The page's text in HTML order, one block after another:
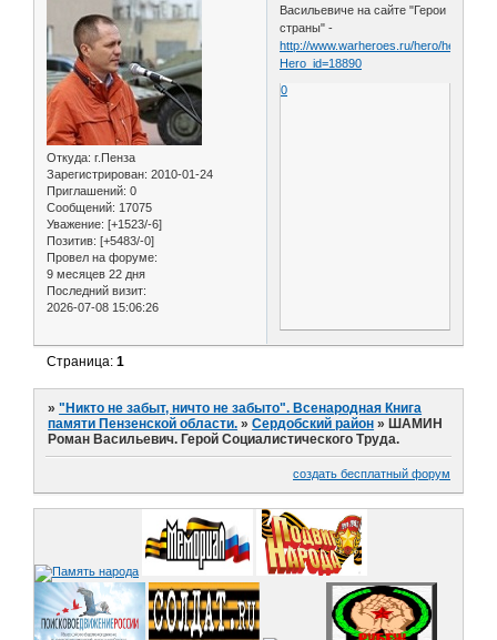
Откуда: г.Пенза
Зарегистрирован: 2010-01-24
Приглашений: 0
Сообщений: 17075
Уважение: [+1523/-6]
Позитив: [+5483/-0]
Провел на форуме:
9 месяцев 22 дня
Последний визит:
2026-07-08 15:06:26
Васильевиче на сайте "Герои
страны" -
http://www.warheroes.ru/hero/hero.asp?
Hero_id=18890
0
Страница:1
»"Никто не забыт, ничто не забыто". Всенародная Книга
памяти Пензенской области. »Сердобский район » ШАМИН
Роман Васильевич. Герой Социалистического Труда.
создать бесплатный форум